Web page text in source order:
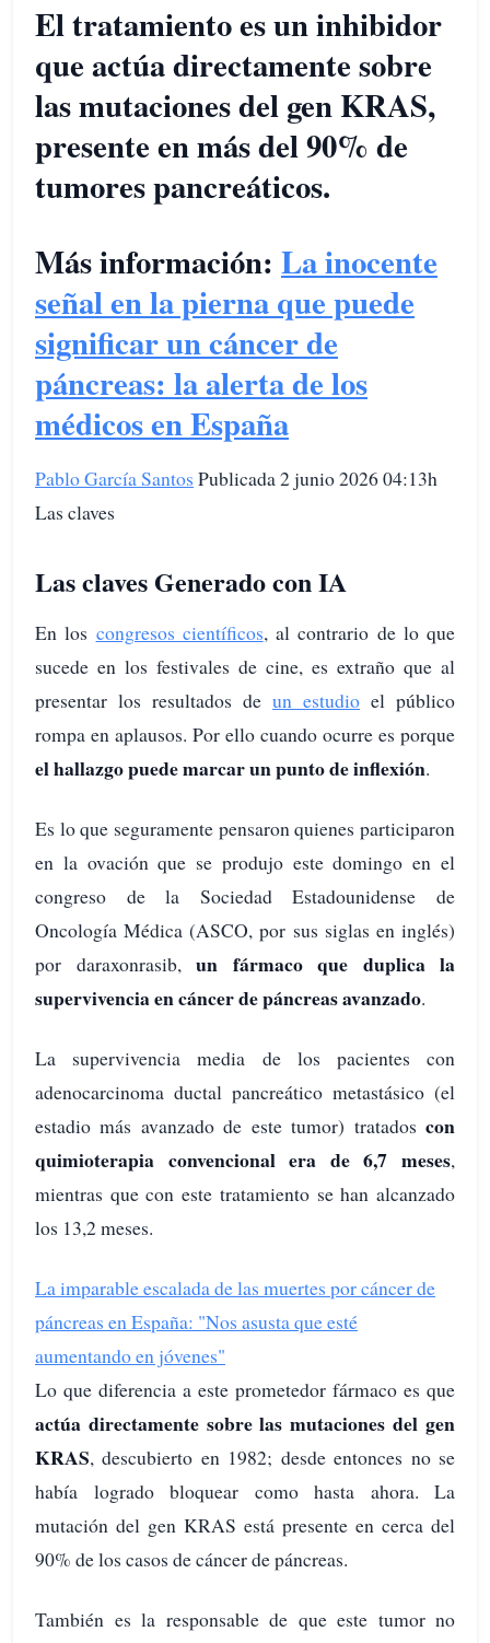
El tratamiento es un inhibidor
que actúa directamente sobre
las mutaciones del gen KRAS,
presente en más del 90% de
tumores pancreáticos.
Más información: La inocente
señal en la pierna que puede
significar un cáncer de
páncreas: la alerta de los
médicos en España
Pablo García Santos Publicada 2 junio 2026 04:13h
Las claves
Las claves Generado con IA
En los congresos científicos, al contrario de lo que
sucede en los festivales de cine, es extraño que al
presentar los resultados de un estudio el público
rompa en aplausos. Por ello cuando ocurre es porque
el hallazgo puede marcar un punto de inflexión.
Es lo que seguramente pensaron quienes participaron
en la ovación que se produjo este domingo en el
congreso de la Sociedad Estadounidense de
Oncología Médica (ASCO, por sus siglas en inglés)
por daraxonrasib, un fármaco que duplica la
supervivencia en cáncer de páncreas avanzado.
La supervivencia media de los pacientes con
adenocarcinoma ductal pancreático metastásico (el
estadio más avanzado de este tumor) tratados con
quimioterapia convencional era de 6,7 meses,
mientras que con este tratamiento se han alcanzado
los 13,2 meses.
La imparable escalada de las muertes por cáncer de
páncreas en España: "Nos asusta que esté
aumentando en jóvenes"
Lo que diferencia a este prometedor fármaco es que
actúa directamente sobre las mutaciones del gen
KRAS, descubierto en 1982; desde entonces no se
había logrado bloquear como hasta ahora. La
mutación del gen KRAS está presente en cerca del
90% de los casos de cáncer de páncreas.
También es la responsable de que este tumor no